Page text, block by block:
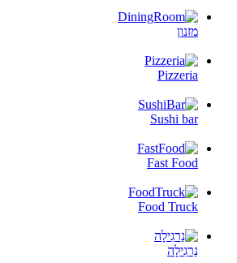
מזנון
Pizzeria
Sushi bar
Fast Food
Food Truck
נַרגִילָה